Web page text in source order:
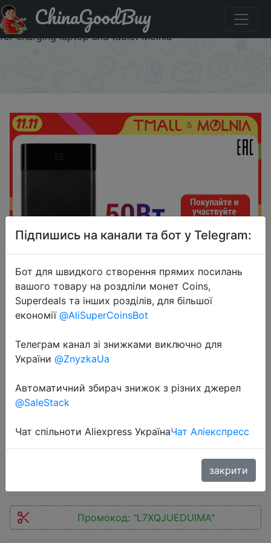
Паридбати з промокодом L7XQJUEDUIMA Power Bank
for phone 20000 mAh power bank external battery 45 V
for charging laptop and tablet Molnia
ChinaGoodBuy
2022-11-10
power bank external battery 45 V
for charging laptop and tablet
Molnia
Промокод: "L7XQJUEDUIMA"
Підпишись на канали та бот у Telegram:
Бот для швидкого створення прямих посилань
вашого товару на роздліли монет Coins,
Superdeals та інших розділів, для більшої
економії @AliSuperCoinsBot
Телеграм канал зі знижками виключно для
України @ZnyzkaUa
Автоматичний збирач знижок з різних джерел
@SaleStack
Чат спільноти Aliexpress УкраїнаЧат Аліекспресс
закрити